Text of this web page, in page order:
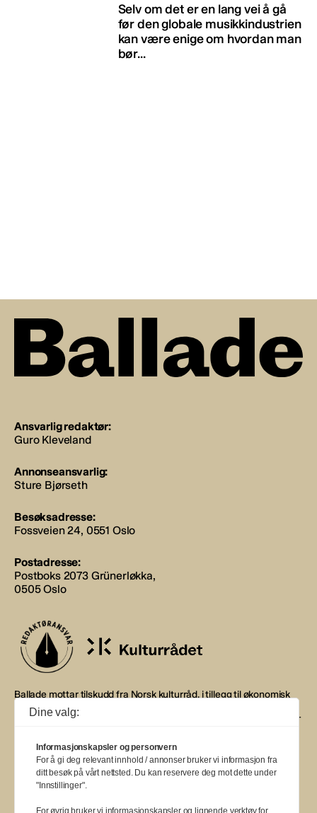
Selv om det er en lang vei å gå
før den globale musikkindustrien
kan være enige om hvordan man
bør...
Ansvarlig redaktør:
Guro Kleveland
Annonseansvarlig:
Sture Bjørseth
Besøksadresse:
Fossveien 24, 0551 Oslo
Postadresse:
Postboks 2073 Grünerløkka,
0505 Oslo
Ballade mottar tilskudd fra Norsk kulturråd, i tillegg til økonomisk
støtte fra eierne NOPA, Norsk komponistforening og
Musikkforleggerne. Ballade drives etter Redaktør- og Vær Varsom-
BALLADE — NORGES MUSIKKMAGASIN
Dine valg:
Informasjonskapsler og personvern
For å gi deg relevant innhold / annonser bruker vi informasjon fra
ditt besøk på vårt nettsted. Du kan reservere deg mot dette under
"Innstillinger".
For øvrig bruker vi informasjonskapsler og lignende verktøy for